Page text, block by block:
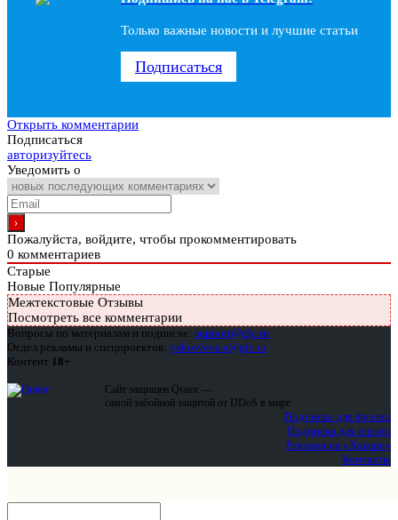
Только важные новости и лучшие статьи
Подписаться
Открыть комментарии
Подписаться
авторизуйтесь
Уведомить о
Пожалуйста, войдите, чтобы прокомментировать
0 комментариев
Старые
Новые Популярные
Межтекстовые Отзывы
Посмотреть все комментарии
Вопросы по материалам и подписке: support@glc.ru
Отдел рекламы и спецпроектов: yakovleva.a@glc.ru
Контент 18+
Сайт защищен Qrator —
самой забойной защитой от DDoS в мире
Подписка для физлиц
Подписка для юрлиц
Реклама на «Хакере»
Контакты